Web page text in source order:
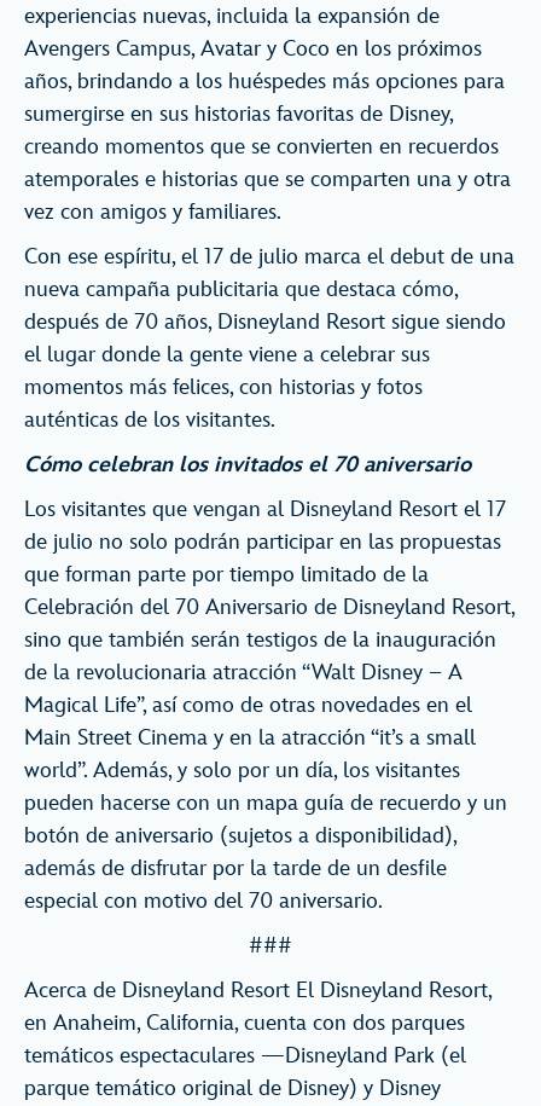
experiencias nuevas, incluida la expansión de
Avengers Campus, Avatar y Coco en los próximos
años, brindando a los huéspedes más opciones para
sumergirse en sus historias favoritas de Disney,
creando momentos que se convierten en recuerdos
atemporales e historias que se comparten una y otra
vez con amigos y familiares.
Con ese espíritu, el 17 de julio marca el debut de una
nueva campaña publicitaria que destaca cómo,
después de 70 años, Disneyland Resort sigue siendo
el lugar donde la gente viene a celebrar sus
momentos más felices, con historias y fotos
auténticas de los visitantes.
Cómo celebran los invitados el 70 aniversario
Los visitantes que vengan al Disneyland Resort el 17
de julio no solo podrán participar en las propuestas
que forman parte por tiempo limitado de la
Celebración del 70 Aniversario de Disneyland Resort,
sino que también serán testigos de la inauguración
de la revolucionaria atracción “Walt Disney – A
Magical Life”, así como de otras novedades en el
Main Street Cinema y en la atracción “it’s a small
world”. Además, y solo por un día, los visitantes
pueden hacerse con un mapa guía de recuerdo y un
botón de aniversario (sujetos a disponibilidad),
además de disfrutar por la tarde de un desfile
especial con motivo del 70 aniversario.
###
Acerca de Disneyland Resort El Disneyland Resort,
en Anaheim, California, cuenta con dos parques
temáticos espectaculares —Disneyland Park (el
parque temático original de Disney) y Disney